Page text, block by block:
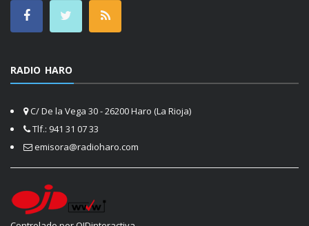
RADIO HARO
C/ De la Vega 30 - 26200 Haro (La Rioja)
Tlf.: 941 31 07 33
emisora@radioharo.com